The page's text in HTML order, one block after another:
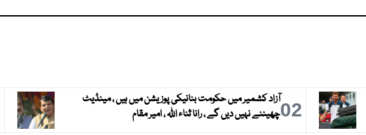
02آزاد کشمیر میں حکومت بنانیکی پوزیشن میں ہیں ، مینڈیٹ
چھیننے نہیں دیں گے ، رانا ثناء اللہ ، امیر مقام